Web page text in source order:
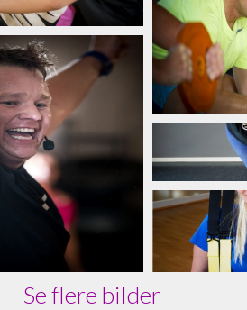
Se flere bilder